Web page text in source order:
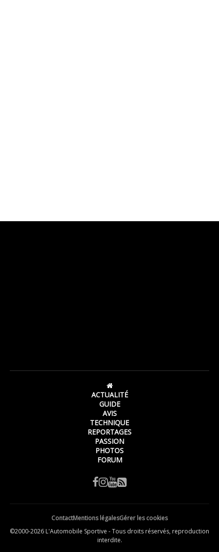
ACTUALITÉ
GUIDE
AVIS
TECHNIQUE
REPORTAGES
PASSION
PHOTOS
FORUM
ContactMentions légalesGérer les cookies
©2000-2026 L'Automobile Sportive - Tous droits réservés, reproduction
interdite.